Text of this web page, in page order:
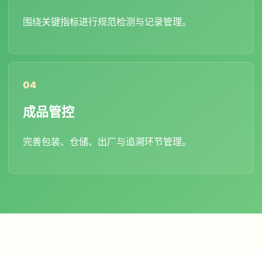
围绕关键指标进行规范检测与记录管理。
成品管控
完善包装、仓储、出厂与追溯环节管理。